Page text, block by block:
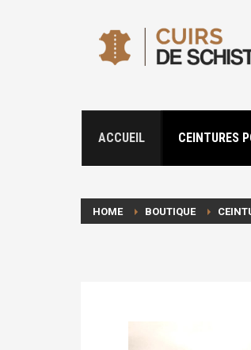
ACCUEIL CEINTURES
HOME BOUTIQUE